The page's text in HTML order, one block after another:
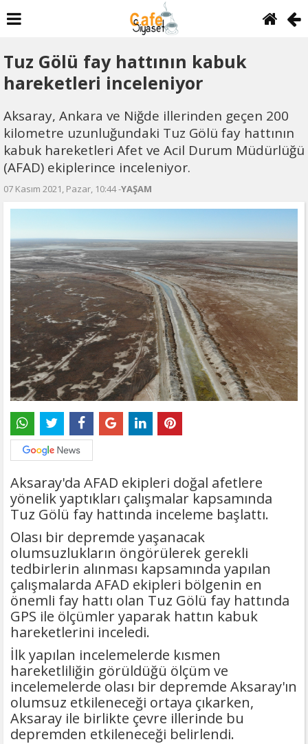
Tuz Gölü fay hattının kabuk
hareketleri inceleniyor
Aksaray, Ankara ve Niğde illerinden geçen 200
kilometre uzunluğundaki Tuz Gölü fay hattının
kabuk hareketleri Afet ve Acil Durum Müdürlüğü
(AFAD) ekiplerince inceleniyor.
07 Kasım 2021, Pazar, 10:44 -YAŞAM
Aksaray'da AFAD ekipleri doğal afetlere
yönelik yaptıkları çalışmalar kapsamında
Tuz Gölü fay hattında inceleme başlattı.
Olası bir depremde yaşanacak
olumsuzlukların öngörülerek gerekli
tedbirlerin alınması kapsamında yapılan
çalışmalarda AFAD ekipleri bölgenin en
önemli fay hattı olan Tuz Gölü fay hattında
GPS ile ölçümler yaparak hattın kabuk
hareketlerini inceledi.
İlk yapılan incelemelerde kısmen
hareketliliğin görüldüğü ölçüm ve
incelemelerde olası bir depremde Aksaray'ın
olumsuz etkileneceği ortaya çıkarken,
Aksaray ile birlikte çevre illerinde bu
depremden etkileneceği belirlendi.